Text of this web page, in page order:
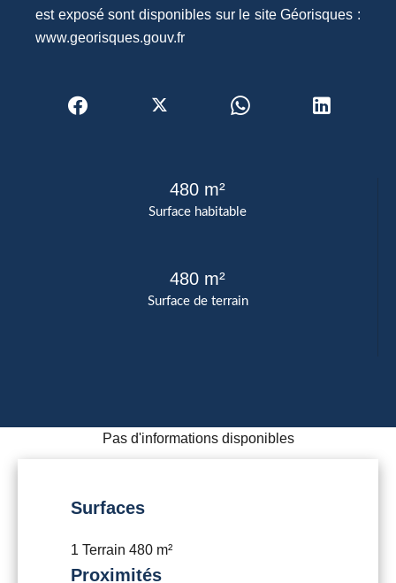
Surface habitable
480 m²
Surface de terrain
480 m²
est exposé sont disponibles sur le site Géorisques :
www.georisques.gouv.fr
Pas d'informations disponibles
Surfaces
1 Terrain 480 m²
Proximités